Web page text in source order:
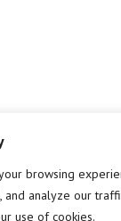
browsing
analyze our
use of cookies.